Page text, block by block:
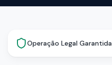
Operação Legal Garantida